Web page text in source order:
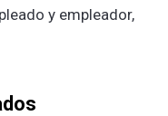
y empleador,